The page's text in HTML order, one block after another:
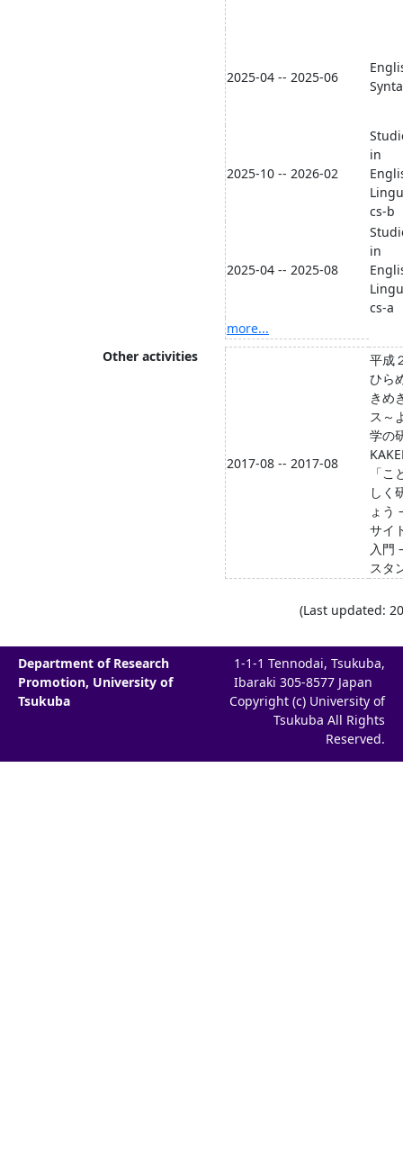
2025-04 -- 2025-06
2025-10 -- 2026-02
in
cs-b
2025-04 -- 2025-08
in
cs-a
more...
Other activities
2017-08 -- 2017-08
平成
ひら
きめ
ス～
学の
「
しく
ょう
サイ
入門
スタ
(Last updated:
Department of Research
Promotion, University of
Tsukuba
1-1-1 Tennodai, Tsukuba,
Ibaraki 305-8577 Japan
Copyright (c) University of
Tsukuba All Rights
Reserved.